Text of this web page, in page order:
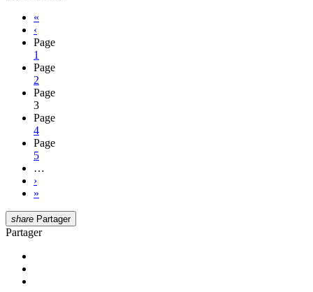
«
‹
Page
1
Page
2
Page
3
Page
4
Page
5
…
›
»
share Partager
Partager